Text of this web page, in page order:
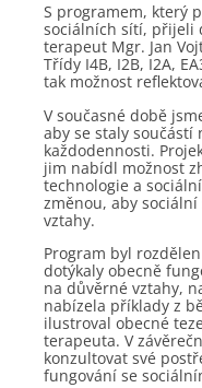
S programem, který
sociálních sítí, přijeli
terapeut Mgr. Jan
Třídy I4B, I2B, I2A,
tak možnost
V současné době
aby se staly součástí
každodennosti.
jim nabídl možnost
technologie a
změnou, aby
vztahy.
Program byl
dotýkaly obecně
na důvěrné vztahy,
nabízela příklady z
ilustroval obecné
terapeuta. V
konzultovat své
fungování se